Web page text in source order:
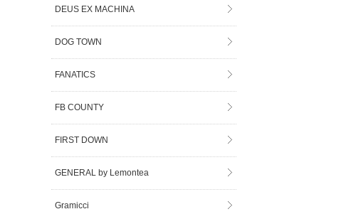
DEUS EX MACHINA
DOG TOWN
FANATICS
FB COUNTY
FIRST DOWN
GENERAL by Lemontea
Gramicci